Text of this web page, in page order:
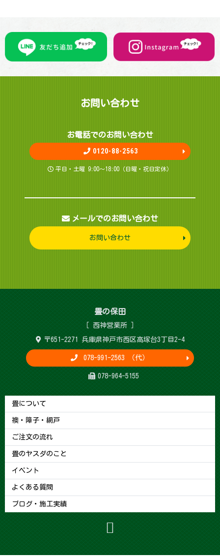
お問 い 合 わ せ
お電話でのお問 い 合 わ せ
0120-88-2563
平日・土曜 9:00～18:00（日曜・祝日定休）
メールでのお問い合わせ
お問い合わせ
畳 の 保 田
［ 西神営 業 所 ］
〒651-2271 兵庫県神戸市西区高塚台3丁目2-4
078-991-2563 （代）
078-964-5155
畳について
襖・障子・網戸
ご注文の流れ
畳のヤスダのこと
イベント
よくある質問
ブログ・施工実績